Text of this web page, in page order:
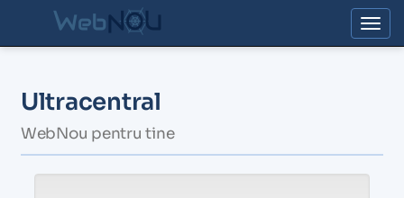
Ultracentral
WebNou pentru tine